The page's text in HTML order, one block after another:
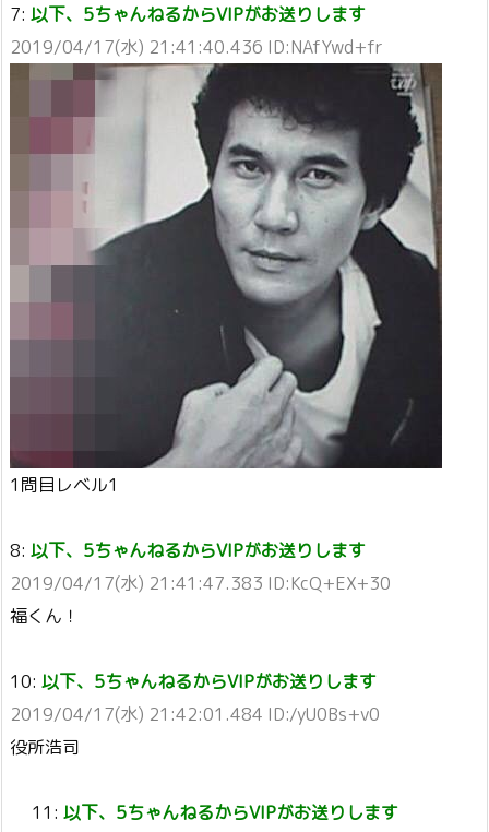
7: 以下、5ちゃんねるからVIPがお送りします
2019/04/17(水) 21:41:40.436 ID:NAfYwd+fr
1問目レベル1
8: 以下、5ちゃんねるからVIPがお送りします
2019/04/17(水) 21:41:47.383 ID:KcQ+EX+30
福くん！
10: 以下、5ちゃんねるからVIPがお送りします
2019/04/17(水) 21:42:01.484 ID:/yU0Bs+v0
役所浩司
11: 以下、5ちゃんねるからVIPがお送りします